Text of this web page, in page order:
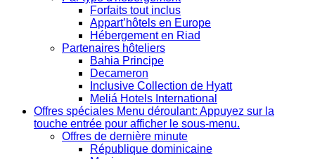
Forfaits tout inclus
Appart’hôtels en Europe
Hébergement en Riad
Partenaires hôteliers
Bahia Principe
Decameron
Inclusive Collection de Hyatt
Meliá Hotels International
Offres spéciales Menu déroulant: Appuyez sur la
touche entrée pour afficher le sous-menu.
Offres de dernière minute
République dominicaine